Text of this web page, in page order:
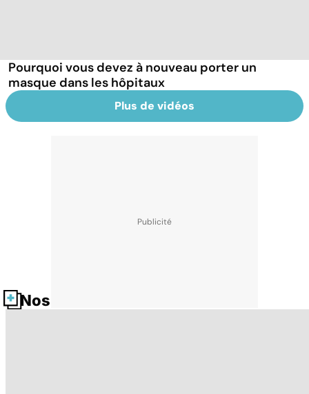
Pourquoi vous devez à nouveau porter un
masque dans les hôpitaux
Plus de vidéos
Nos fiches santé